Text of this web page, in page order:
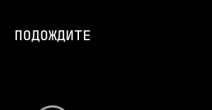
ПОДОЖДИТЕ